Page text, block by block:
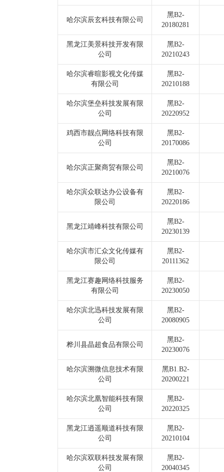
哈尔滨辰玄科技有限公司
黑B2-
20180281
黑龙江美景科技开发有限
公司
黑B2-
20210243
哈尔滨睿暄影视文化传媒
有限公司
黑B2-
20210188
哈尔滨堡垒科技发展有限
公司
黑B2-
20220952
鸡西市靓点网络科技有限
公司
黑B2-
20170086
哈尔滨正聚商贸有限公司
黑B2-
20210076
哈尔滨众联达办公设备有
限公司
黑B2-
20220186
黑龙江靖峰科技有限公司
黑B2-
20230139
哈尔滨市汇众文化传媒有
限公司
黑B2-
20111362
黑龙江赛趣网络科技服务
有限公司
黑B2-
20230050
哈尔滨北迅科技发展有限
公司
黑B2-
20080905
桦川县晶超食品有限公司
黑B2-
20230076
哈尔滨溯微信息技术有限
公司
黑B1.B2-
20200221
哈尔滨北凰智能科技有限
公司
黑B2-
20220325
黑龙江逍遥顺道科技有限
公司
黑B2-
20210104
哈尔滨双联科技发展有限
公司
黑B2-
20040345